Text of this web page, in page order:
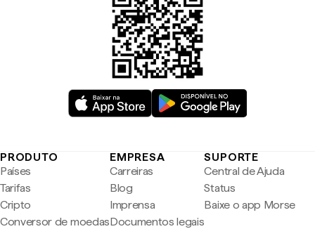
PRODUTO
Países
Tarifas
Cripto
Conversor de moedas
EMPRESA
Carreiras
Blog
Imprensa
Documentos legais
SUPORTE
Central de Ajuda
Status
Baixe o app Morse